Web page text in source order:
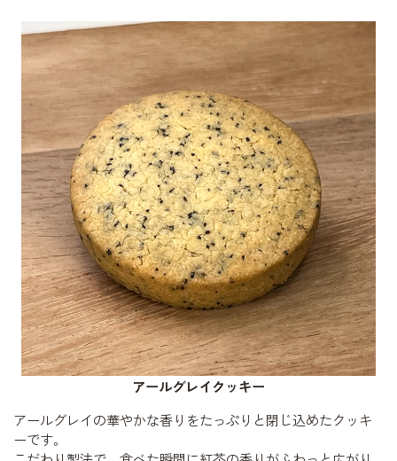
アールグレイクッキー
アールグレイの華やかな香りをたっぷりと閉じ込めたクッキ
ーです。